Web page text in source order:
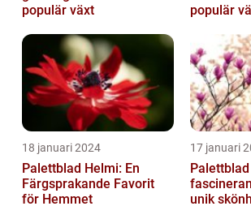
populär växt
populär
18 januari 2024
Palettblad Helmi: En
Färgsprakande Favorit
för Hemmet
17 januari
unik